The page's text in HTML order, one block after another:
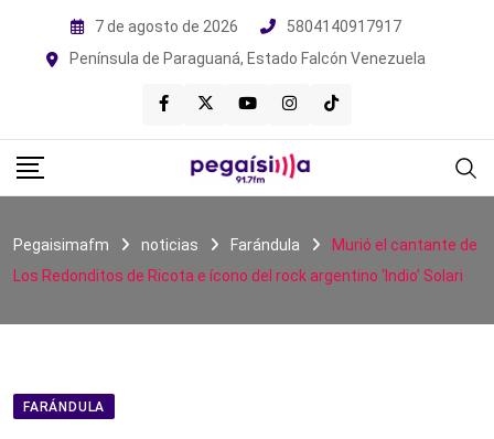
7 de agosto de 2026
5804140917917
Península de Paraguaná, Estado Falcón Venezuela
Pegaisimafm noticias Farándula
Murió el cantante de
Los Redonditos de Ricota e ícono del rock argentino ‘Indio’ Solari
FARÁNDULA